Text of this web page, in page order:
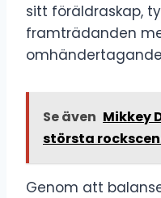
sitt föräldraskap,
framträdanden
Se även Mikkey
största
Genom att